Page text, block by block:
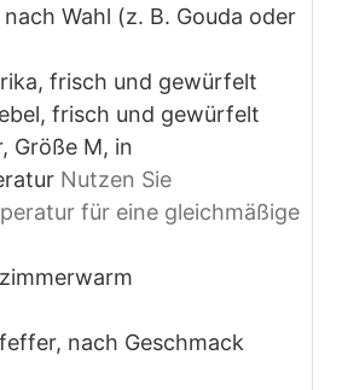
nach Wahl (z. B. Gouda oder
frisch und gewürfelt
frisch und gewürfelt
Größe M, in
Nutzen Sie
für eine gleichmäßige
nach Geschmack